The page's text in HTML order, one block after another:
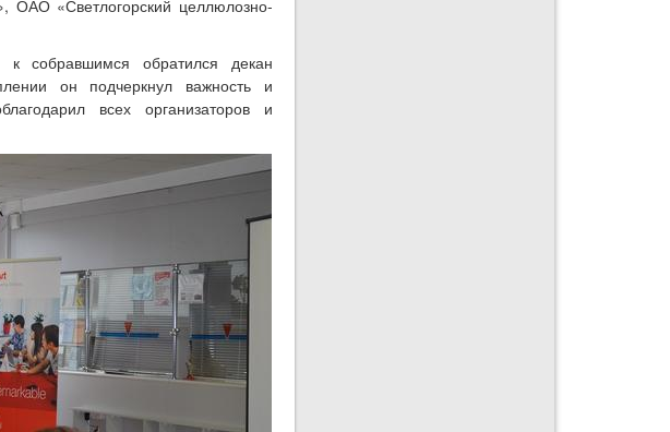
«Светлогорский целлюлозно-
собравшимся обратился декан
он подчеркнул важность и
всех организаторов и